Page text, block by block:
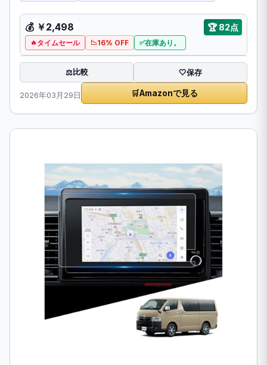
💰 ￥2,498 🏆82点
タイムセール 16% OFF 在庫あり。
⚖️比較 🤍保存
2026年03月29日 🛒Amazonで見る